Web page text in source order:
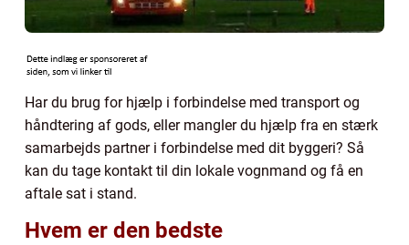
Har du brug for hjælp i forbindelse med transport og
håndtering af gods, eller mangler du hjælp fra en stærk
samarbejds partner i forbindelse med dit byggeri? Så
kan du tage kontakt til din lokale vognmand og få en
aftale sat i stand.
Hvem er den bedste